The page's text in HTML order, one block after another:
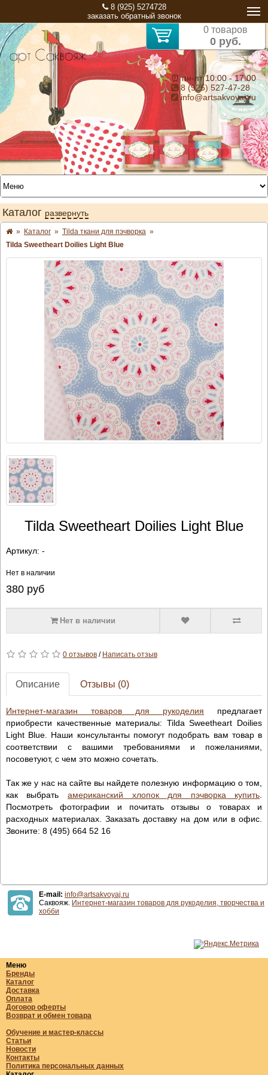
8 (925) 5274728
заказать обратный звонок
0 товаров
0 руб.
⏰ пн-пт 10:00 - 17:00
8 (925) 527-47-28
info@artsakvoyaj.ru
Каталог развернуть
» Каталог » Tilda ткани для пэчворка »
Tilda Sweetheart Doilies Light Blue
Tilda Sweetheart Doilies Light Blue
Артикул: -
Нет в наличии
380руб
Нет в наличии
0 отзывов/ Написать отзыв
Описание Отзывы (0)
Интернет-магазин товаров для рукоделия предлагает
приобрести качественные материалы: Tilda Sweetheart Doilies
Light Blue. Наши консультанты помогут подобрать вам товар в
соответствии с вашими требованиями и пожеланиями,
посоветуют, с чем это можно сочетать.
Так же у нас на сайте вы найдете полезную информацию о том,
как выбрать американский хлопок для пэчворка купить
Посмотреть фотографии и почитать отзывы о товарах и
расходных материалах. Заказать доставку на дом или в офис.
Звоните: 8 (495) 664 52 16
E-mail: info@artsakvoyaj.ru
Саквояж. Интернет-магазин товаров для рукоделия, творчества и
хобби
Меню
Бренды
Каталог
Доставка
Оплата
Договор оферты
Возврат и обмен товара
Обучение и мастер-классы
Статьи
Новости
Контакты
Политика персональных данных